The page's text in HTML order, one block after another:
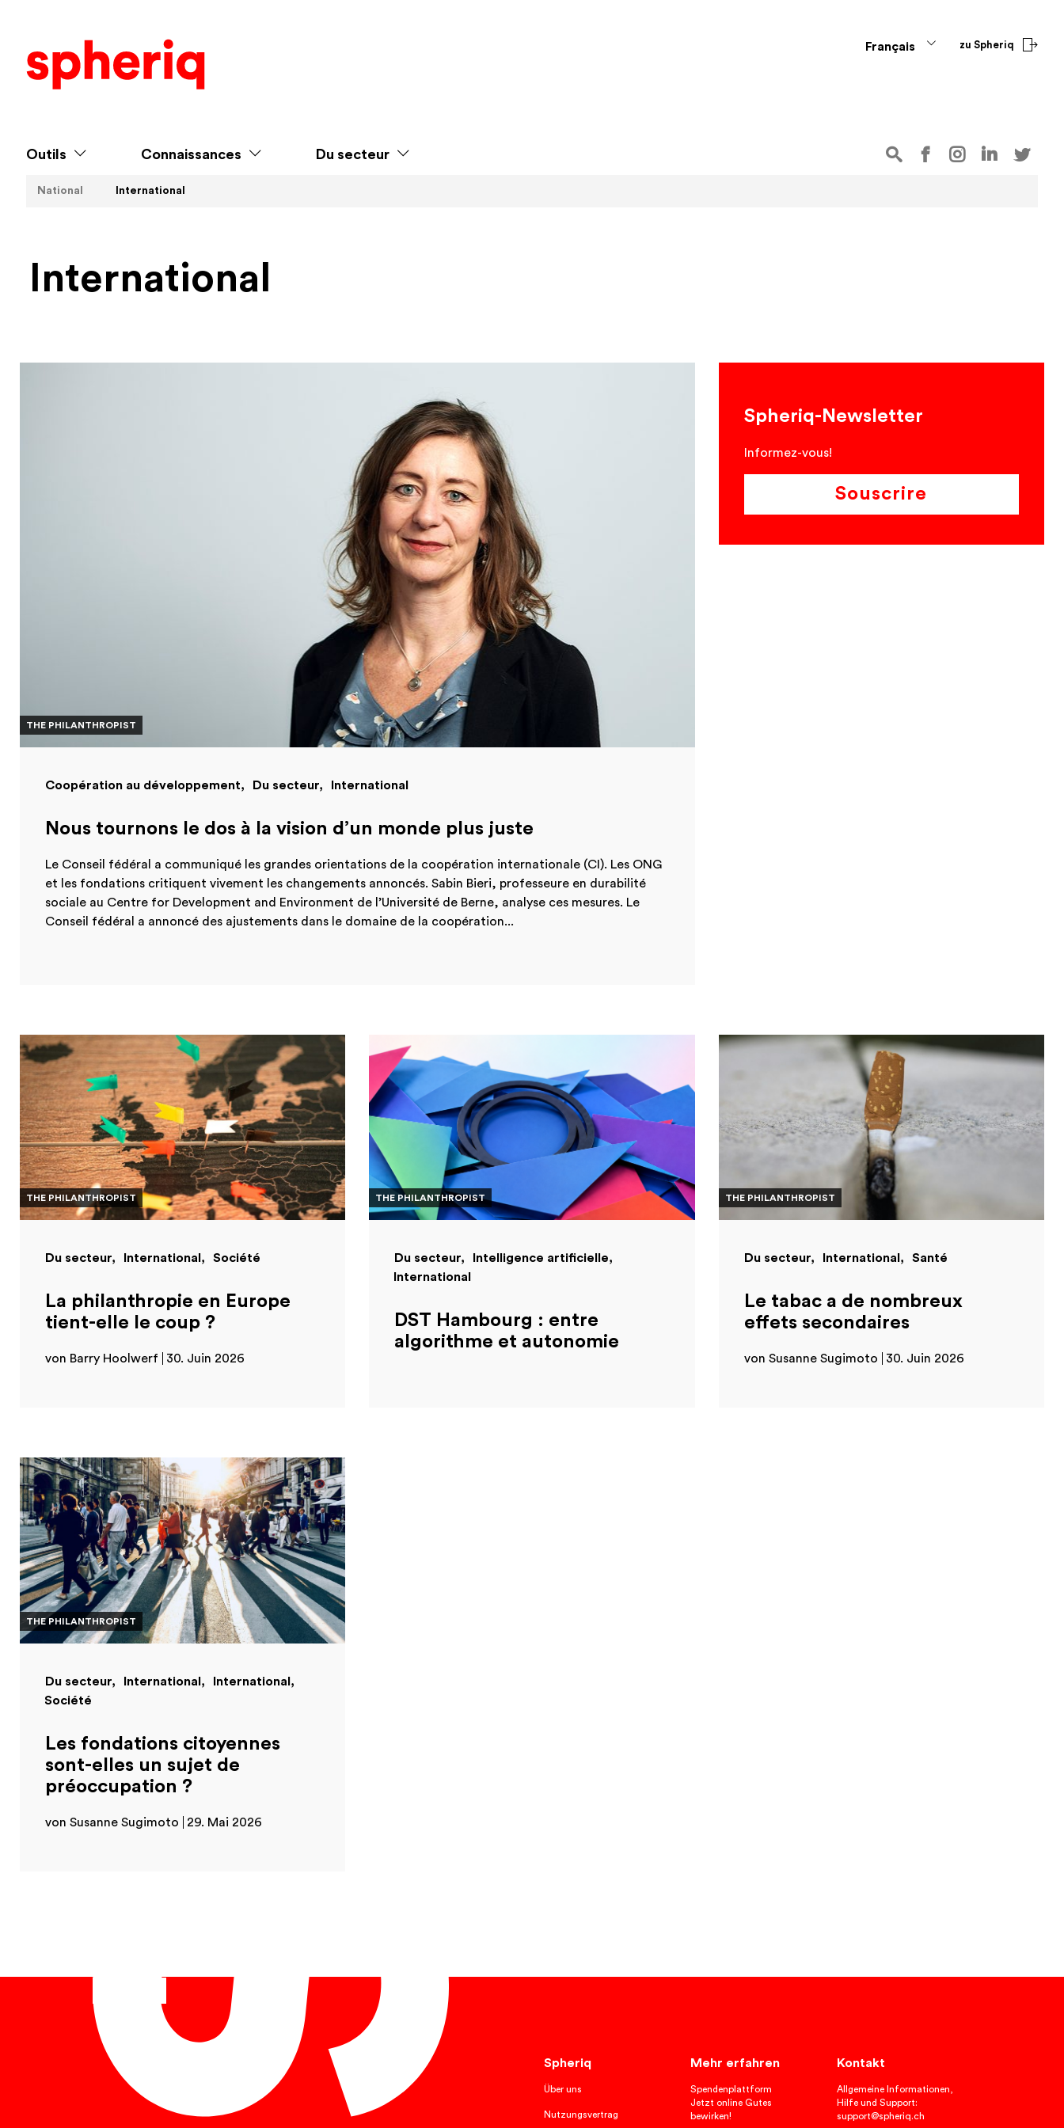
Français zu Spheriq
Outils Connaissances Du secteur
National International
International
THE PHILANTHROPIST
Coopération au développement Du secteur International
Nous tournons le dos à la vision d’un monde plus juste
Le Conseil fédéral a communiqué les grandes orientations de la coopération internationale (CI). Les ONG
et les fondations critiquent vivement les changements annoncés. Sabin Bieri, professeure en durabilité
sociale au Centre for Development and Environment de l’Université de Berne, analyse ces mesures. Le
Conseil fédéral a annoncé des ajustements dans le domaine de la coopération...
Spheriq-Newsletter
Informez-vous!
Souscrire
THE PHILANTHROPIST
Du secteur International Société
La philanthropie en Europe
tient-elle le coup ?
von Barry Hoolwerf 30. Juin 2026
THE PHILANTHROPIST
Du secteur
Intelligence artificielle
International
DST Hambourg : entre
algorithme et autonomie
THE PHILANTHROPIST
Du secteur International Santé
Le tabac a de nombreux
effets secondaires
von Susanne Sugimoto 30. Juin 2026
THE PHILANTHROPIST
Du secteur International
International
Société
Les fondations citoyennes
sont-elles un sujet de
préoccupation ?
von Susanne Sugimoto 29. Mai 2026
Spheriq
Über uns
Nutzungsvertrag
Mehr erfahren
Spendenplattform
Jetzt online Gutes
bewirken!
Kontakt
Allgemeine Informationen,
Hilfe und Support:
support@spheriq.ch